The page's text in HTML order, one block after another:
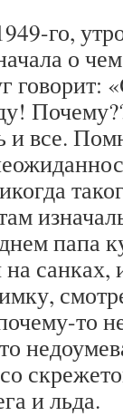
го,
о
говорит:
и все.
папа
на
то
и льда.